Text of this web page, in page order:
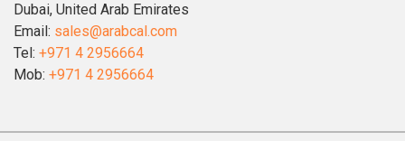
Dubai, United Arab Emirates
Email: sales@arabcal.com
Tel: +971 4 2956664
Mob: +971 4 2956664